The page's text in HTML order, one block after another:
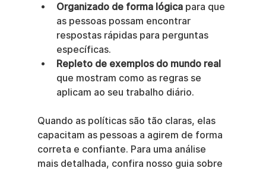
Organizado de forma lógica para que
as pessoas possam encontrar
respostas rápidas para perguntas
específicas.
Repleto de exemplos do mundo real
que mostram como as regras se
aplicam ao seu trabalho diário.
Quando as políticas são tão claras, elas
capacitam as pessoas a agirem de forma
correta e confiante. Para uma análise
mais detalhada, confira nosso guia sobre